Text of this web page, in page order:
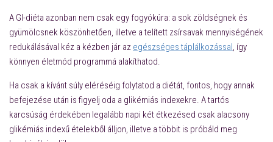
A GI-diéta azonban nem csak egy fogyókúra: a sok zöldségnek és
gyümölcsnek köszönhetően, illetve a telített zsírsavak mennyiségének
redukálásával kéz a kézben jár az egészséges táplálkozással, így
könnyen életmód programmá alakíthatod.
Ha csak a kívánt súly eléréséig folytatod a diétát, fontos, hogy annak
befejezése után is figyelj oda a glikémiás indexekre. A tartós
karcsúság érdekében legalább napi két étkezésed csak alacsony
glikémiás indexű ételekből álljon, illetve a többit is próbáld meg